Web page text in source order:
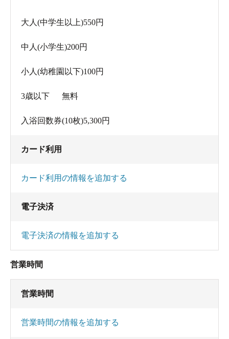
大人(中学生以上)550円
中人(小学生)200円
小人(幼稚園以下)100円
3歳以下 無料
入浴回数券(10枚)5,300円
カード利用
カード利用の情報を追加する
電子決済
電子決済の情報を追加する
営業時間
営業時間
営業時間の情報を追加する